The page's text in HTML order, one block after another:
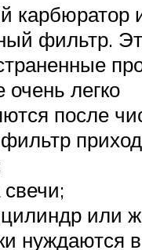
карбюратор
фильтр.
очень легко
после
или
нуждаются